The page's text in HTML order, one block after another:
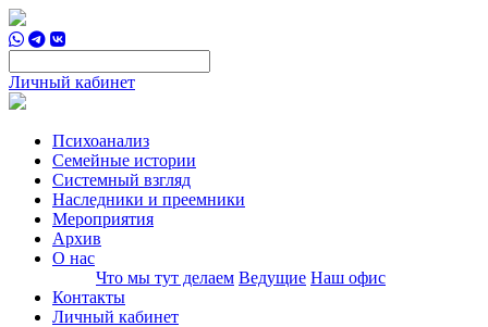
Личный кабинет
Психоанализ
Семейные истории
Системный взгляд
Наследники и преемники
Мероприятия
Архив
О нас
Что мы тут делаем Ведущие Наш офис
Контакты
Личный кабинет